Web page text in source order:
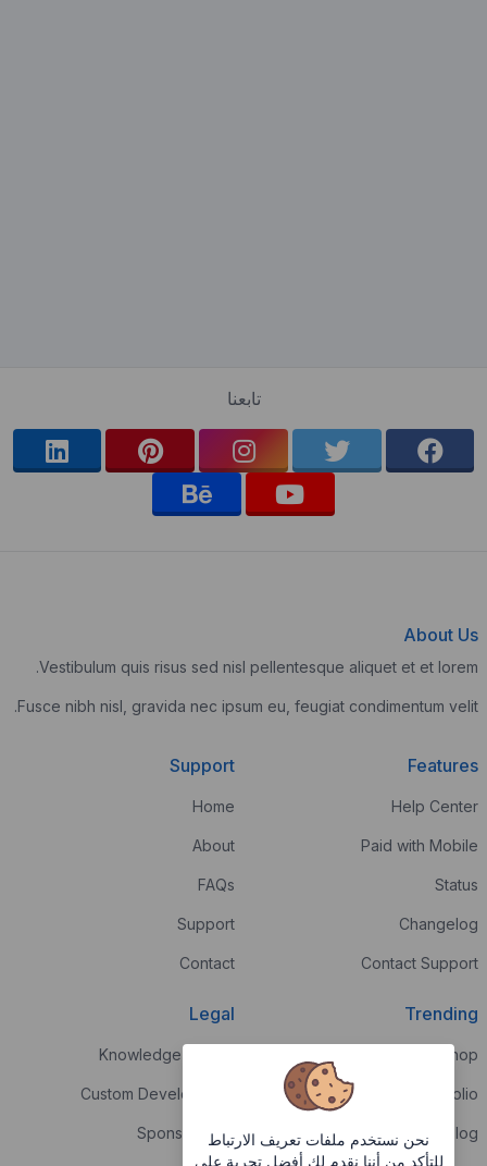
تابعنا
About Us
Vestibulum quis risus sed nisl pellentesque aliquet et et lorem.
Fusce nibh nisl, gravida nec ipsum eu, feugiat condimentum velit.
Features
Help Center
Paid with Mobile
Status
Changelog
Contact Support
Support
Home
About
FAQs
Support
Contact
Trending
Shop
Portfolio
Blog
Legal
Knowledge Center
Custom Development
Sponsorshipsنحن نستخدم ملفات تعريف الارتباط
للتأكد من أننا نقدم لك أفضل تجربة على